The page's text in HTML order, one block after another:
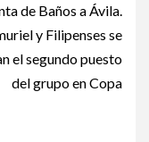
de Baños a Ávila.
y Filipenses se
el segundo puesto
del grupo en Copa